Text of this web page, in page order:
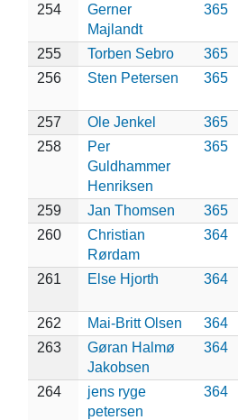
254
Gerner
Majlandt
365
255 Torben Sebro
365
256
Sten Petersen 365
257 Ole Jenkel
365
258
Per
Guldhammer
Henriksen
365
259 Jan Thomsen
365
260
Christian
Rørdam
364
261 Else Hjorth 364
262 Mai-Britt Olsen
364
263
Gøran Halmø
Jakobsen
364
264
jens ryge
petersen
364